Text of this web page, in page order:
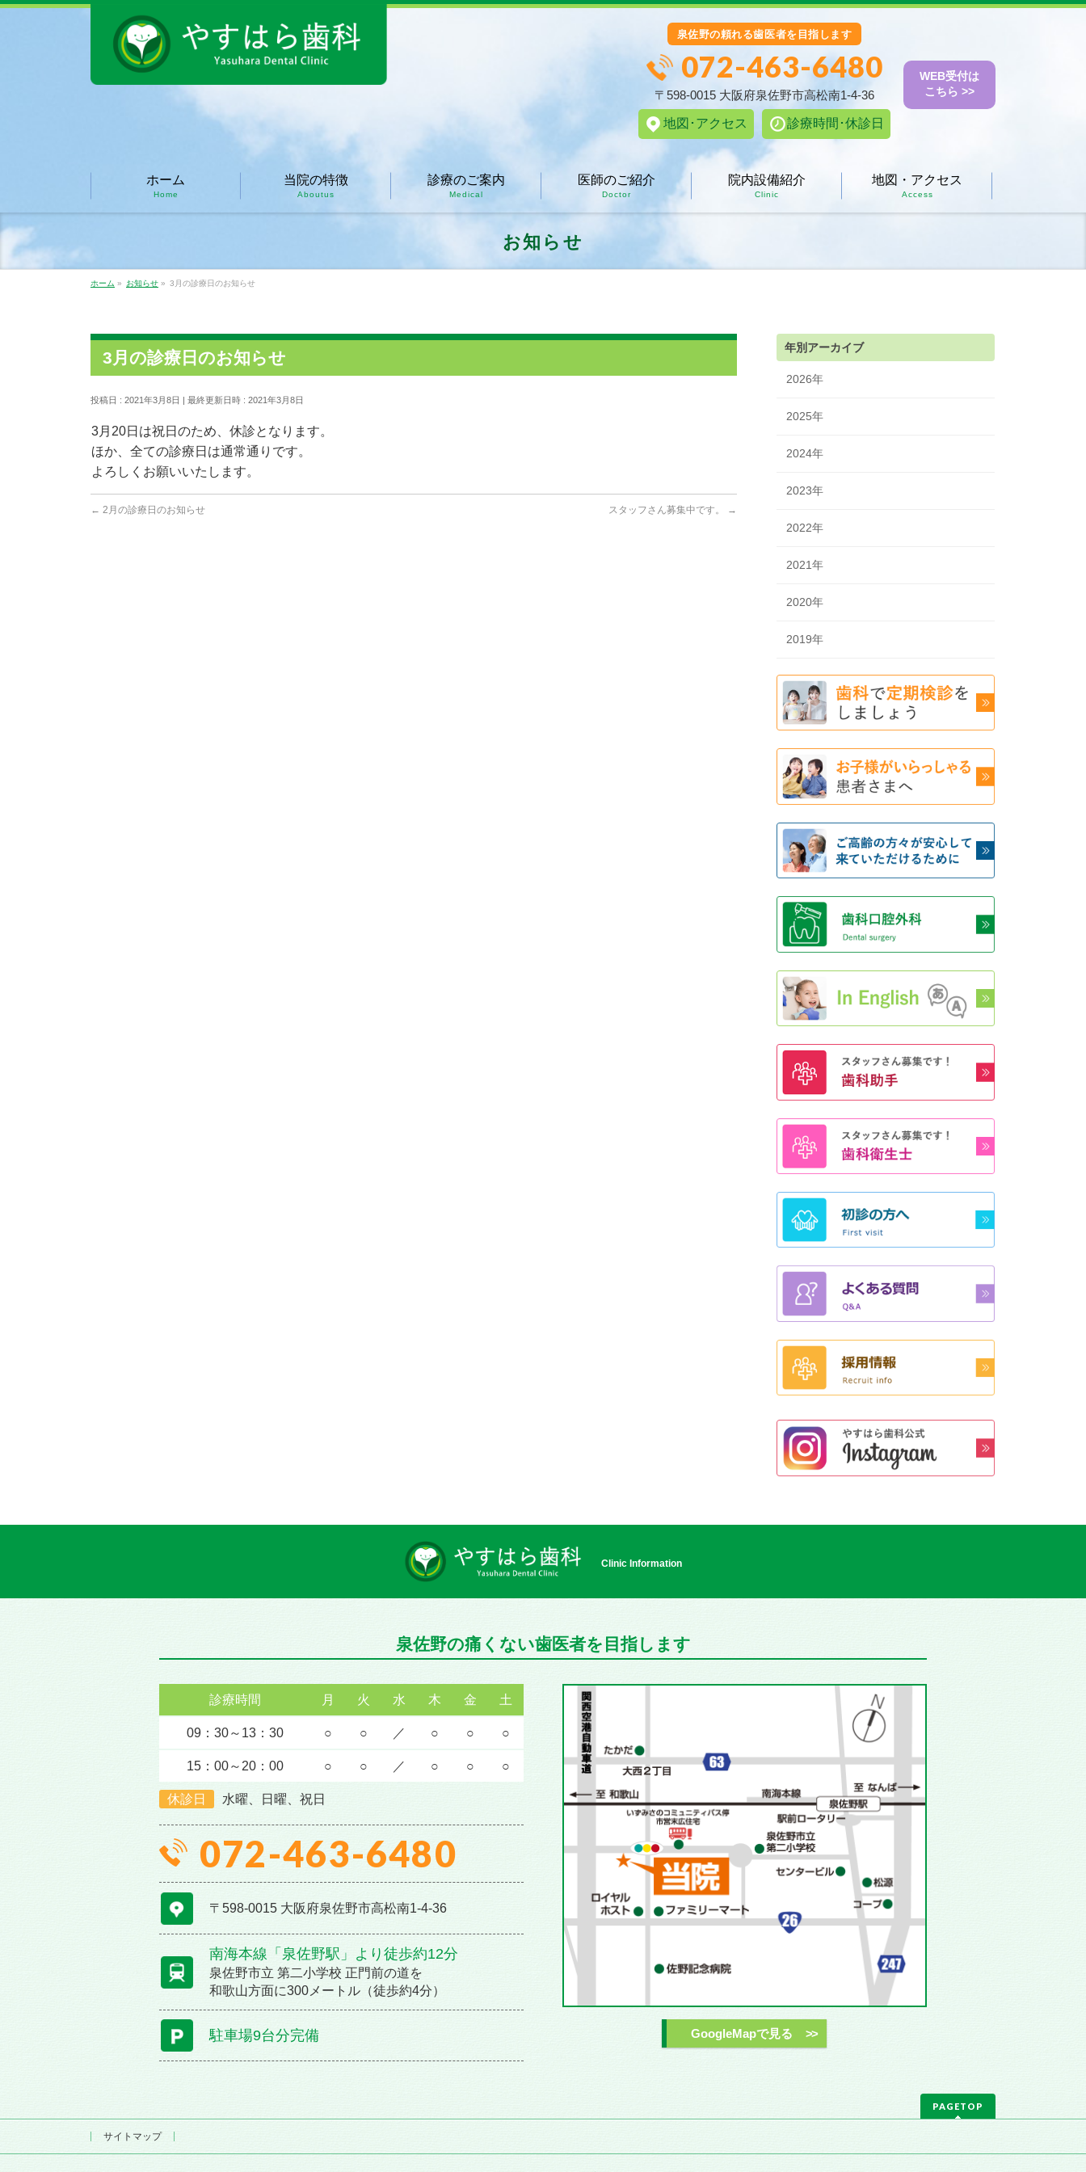
泉佐野の頼れる歯医者を目指します
072-463-6480
〒598-0015 大阪府泉佐野市高松南1-4-36
地図･アクセス 診療時間･休診日
WEB受付は
こちら >>
ホーム
Home
当院の特徴
Aboutus
診療のご案内
Medical
医師のご紹介
Doctor
院内設備紹介
Clinic
地図・アクセス
Access
お知らせ
ホーム » お知らせ » 3月の診療日のお知らせ
3月の診療日のお知らせ
投稿日 : 2021年3月8日 最終更新日時 : 2021年3月8日
3月20日は祝日のため、休診となります。
ほか、全ての診療日は通常通りです。
よろしくお願いいたします。
← 2月の診療日のお知らせ スタッフさん募集中です。 →
年別アーカイブ
2026年
2025年
2024年
2023年
2022年
2021年
2020年
2019年
Clinic Information
泉佐野の痛くない歯医者を目指します
診療時間 月 火 水 木 金 土
09：30～13：30 ○ ○ ／ ○ ○ ○
15：00～20：00 ○ ○ ／ ○ ○ ○
休診日 水曜、日曜、祝日
072-463-6480
〒598-0015 大阪府泉佐野市高松南1-4-36
南海本線「泉佐野駅」より徒歩約12分
泉佐野市立 第二小学校 正門前の道を
和歌山方面に300メートル（徒歩約4分）
駐車場9台分完備 GoogleMapで見る
PAGETOP
サイトマップ